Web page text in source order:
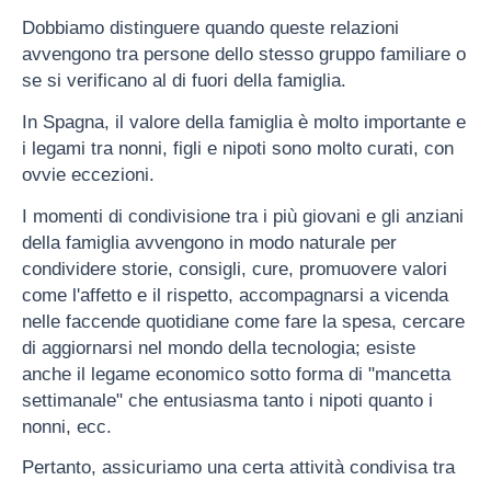
Dobbiamo distinguere quando queste relazioni
avvengono tra persone dello stesso gruppo familiare o
se si verificano al di fuori della famiglia.
In Spagna, il valore della famiglia è molto importante e
i legami tra nonni, figli e nipoti sono molto curati, con
ovvie eccezioni.
I momenti di condivisione tra i più giovani e gli anziani
della famiglia avvengono in modo naturale per
condividere storie, consigli, cure, promuovere valori
come l'affetto e il rispetto, accompagnarsi a vicenda
nelle faccende quotidiane come fare la spesa, cercare
di aggiornarsi nel mondo della tecnologia; esiste
anche il legame economico sotto forma di "mancetta
settimanale" che entusiasma tanto i nipoti quanto i
nonni, ecc.
Pertanto, assicuriamo una certa attività condivisa tra